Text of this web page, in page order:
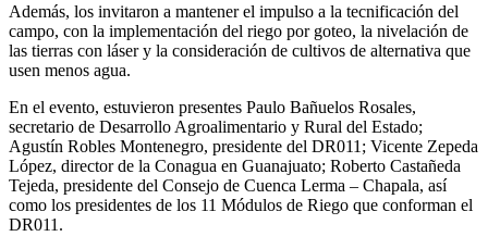
Además, los invitaron a mantener el impulso a la tecnificación del
campo, con la implementación del riego por goteo, la nivelación de
las tierras con láser y la consideración de cultivos de alternativa que
usen menos agua.
En el evento, estuvieron presentes Paulo Bañuelos Rosales,
secretario de Desarrollo Agroalimentario y Rural del Estado;
Agustín Robles Montenegro, presidente del DR011; Vicente Zepeda
López, director de la Conagua en Guanajuato; Roberto Castañeda
Tejeda, presidente del Consejo de Cuenca Lerma – Chapala, así
como los presidentes de los 11 Módulos de Riego que conforman el
DR011.